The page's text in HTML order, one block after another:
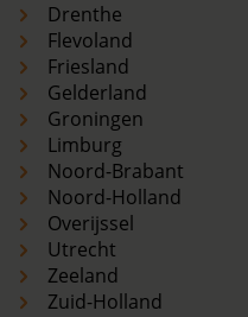
Drenthe
Flevoland
Friesland
Gelderland
Groningen
Limburg
Noord-Brabant
Noord-Holland
Overijssel
Utrecht
Zeeland
Zuid-Holland